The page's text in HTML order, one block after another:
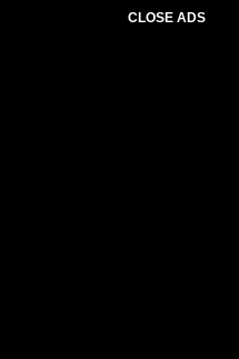
CLOSE ADS